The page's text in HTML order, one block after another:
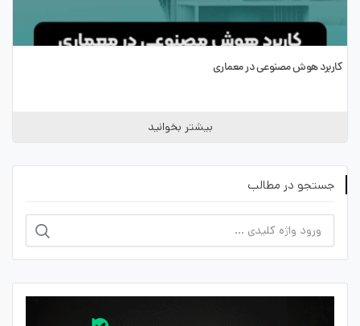
کاربرد هوش مصنوعی در معماری
بیشتر بخوانید
جستجو در مطالب